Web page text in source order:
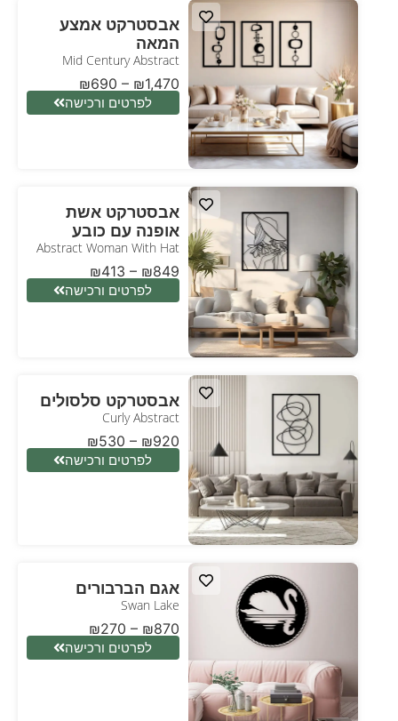
אבסטרקט אמצע
המאה
Mid Century Abstract
₪690 – ₪1,470
לפרטים ורכישה
אבסטרקט אשת
אופנה עם כובע
Abstract Woman With Hat
₪413 – ₪849
לפרטים ורכישה
אבסטרקט סלסולים
Curly Abstract
₪530 – ₪920
לפרטים ורכישה
אגם הברבורים
Swan Lake
₪270 – ₪870
לפרטים ורכישה